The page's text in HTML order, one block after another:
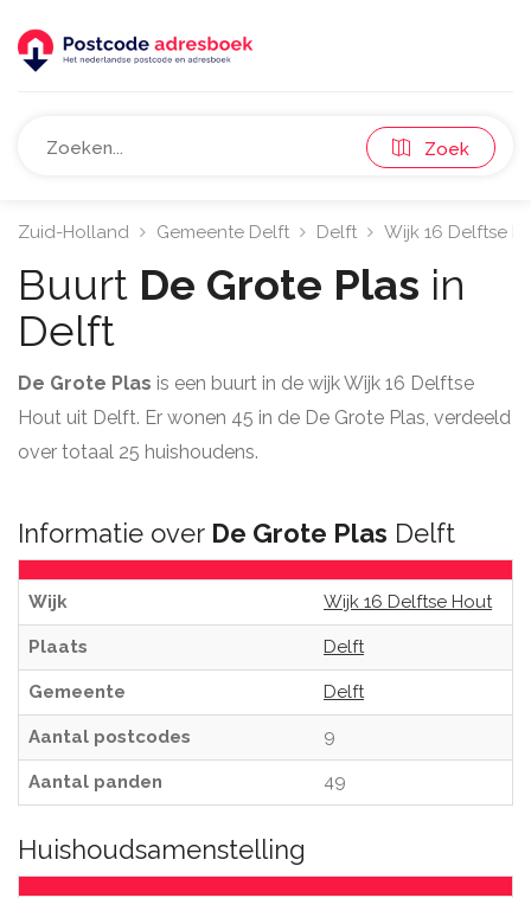
Zoek
Zuid-Holland Gemeente Delft Delft Wijk 16 Delftse
Buurt De Grote Plas in
Delft
De Grote Plas is een buurt in de wijk Wijk 16 Delftse
Hout uit Delft. Er wonen 45 in de De Grote Plas, verdeeld
over totaal 25 huishoudens.
Informatie over De Grote Plas Delft
Wijk Wijk 16 Delftse Hout
Plaats Delft
Gemeente Delft
Aantal postcodes 9
Aantal panden 49
Huishoudsamenstelling